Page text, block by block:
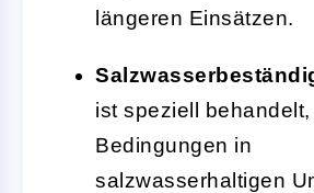
längeren Einsätzen.
ist speziell
Bedingungen in
salzwasserhaltigen